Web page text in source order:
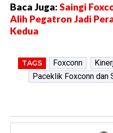
Baca Juga: Saingi
Alih Pegatron Jadi
Kedua
TAGS Foxconn
Paceklik Foxconn dan